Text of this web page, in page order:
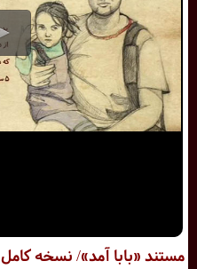
مستند «بابا آمد»/ نسخه کامل